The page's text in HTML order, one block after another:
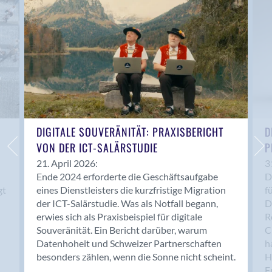
Anwil
Appenzell
Au SG
Baar
Baden
Balsthal
Balzers
Basel
Bassersdorf
Belp
Bendern
Benken (SG)
Bergdietikon
Berlin
Bern
Bern - Liebefeld
DIGITALE SOUVERÄNITÄT: PRAXISBERICHT
VON DER ICT-SALÄRSTUDIE
21. April 2026:
Ende 2024 erforderte die Geschäftsaufgabe
eines Dienstleisters die kurzfristige Migration
der ICT-Salärstudie. Was als Notfall begann,
erwies sich als Praxisbeispiel für digitale
Souveränität. Ein Bericht darüber, warum
Datenhoheit und Schweizer Partnerschaften
besonders zählen, wenn die Sonne nicht scheint.